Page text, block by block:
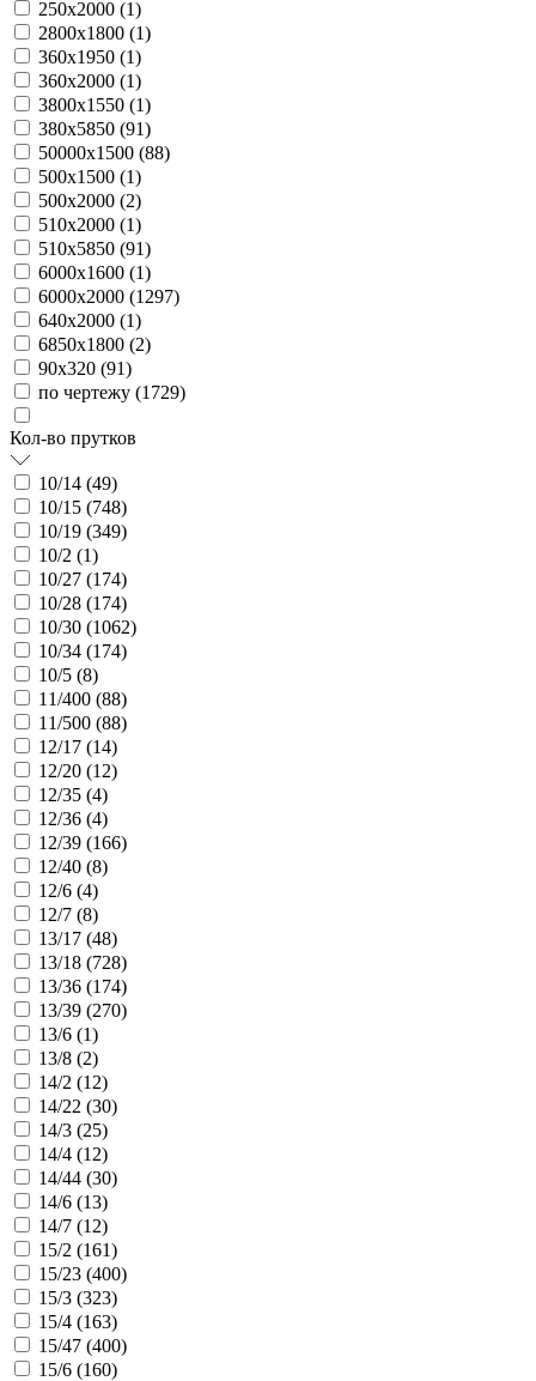
250х2000 (1)
2800х1800 (1)
360х1950 (1)
360х2000 (1)
3800х1550 (1)
380х5850 (91)
50000х1500 (88)
500х1500 (1)
500х2000 (2)
510х2000 (1)
510х5850 (91)
6000х1600 (1)
6000х2000 (1297)
640х2000 (1)
6850х1800 (2)
90х320 (91)
по чертежу (1729)
Кол-во прутков
10/14 (49)
10/15 (748)
10/19 (349)
10/2 (1)
10/27 (174)
10/28 (174)
10/30 (1062)
10/34 (174)
10/5 (8)
11/400 (88)
11/500 (88)
12/17 (14)
12/20 (12)
12/35 (4)
12/36 (4)
12/39 (166)
12/40 (8)
12/6 (4)
12/7 (8)
13/17 (48)
13/18 (728)
13/36 (174)
13/39 (270)
13/6 (1)
13/8 (2)
14/2 (12)
14/22 (30)
14/3 (25)
14/4 (12)
14/44 (30)
14/6 (13)
14/7 (12)
15/2 (161)
15/23 (400)
15/3 (323)
15/4 (163)
15/47 (400)
15/6 (160)